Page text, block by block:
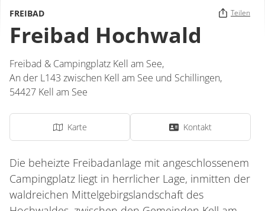
FREIBAD Teilen
Freibad Hochwald
Freibad & Campingplatz Kell am See,
An der L143 zwischen Kell am See und Schillingen,
54427 Kell am See
Karte Kontakt
Die beheizte Freibadanlage mit angeschlossenem
Campingplatz liegt in herrlicher Lage, inmitten der
waldreichen Mittelgebirgslandschaft des